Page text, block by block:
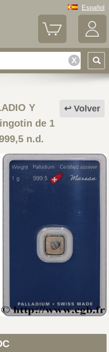
Español
Volver
Y
de 1
n.d.